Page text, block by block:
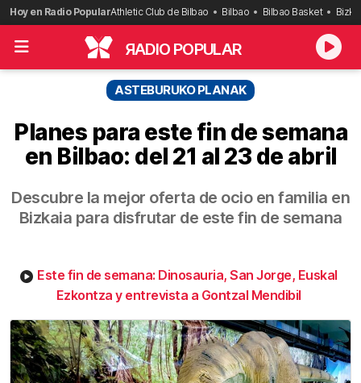
Saltar
al
contenido
Hoy en Radio PopularAthletic Club de Bilbao Bilbao Bilbao Basket
RADIO POPULAR
ASTEBURUKO PLANAK
Planes para este fin de semana
en Bilbao: del 21 al 23 de abril
Descubre la mejor oferta de ocio en familia en
Bizkaia para disfrutar de este fin de semana
Este fin de semana: Dinosauria, San Jorge, Euskal
Ezkontza y entrevista a Gontzal Mendibil